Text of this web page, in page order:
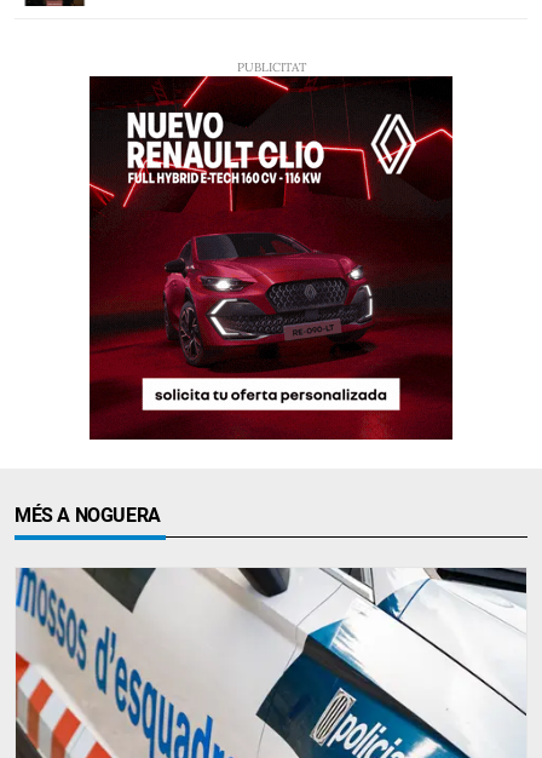
MÉS A NOGUERA